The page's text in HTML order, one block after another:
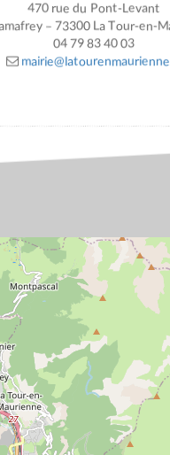
470 rue du Pont-Levant
– 73300 La Tour-en-
04 79 83 40 03